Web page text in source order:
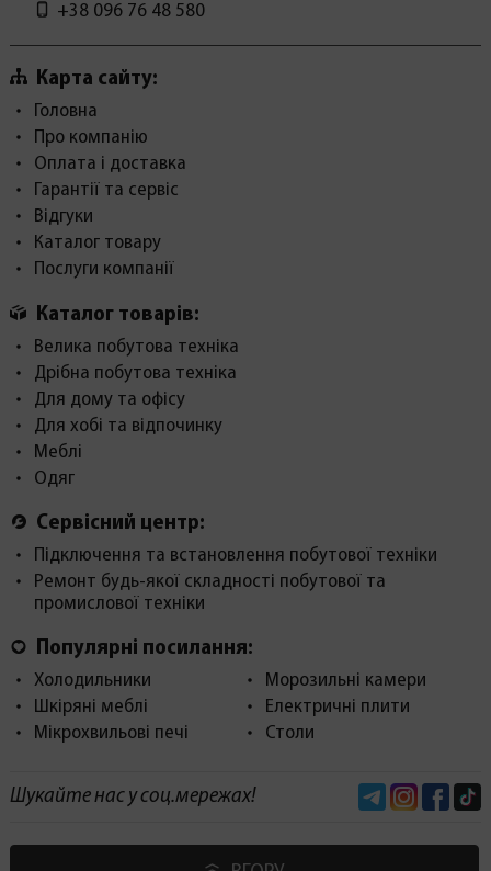
+38 096 76 48 580
Карта сайту:
Головна
Про компанію
Оплата і доставка
Гарантії та сервіс
Відгуки
Каталог товару
Послуги компанії
Каталог товарів:
Велика побутова техніка
Дрібна побутова техніка
Для дому та офісу
Для хобі та відпочинку
Меблі
Одяг
Сервісний центр:
Підключення та встановлення побутової техніки
Ремонт будь-якої складності побутової та
промислової техніки
Популярні посилання:
Холодильники
Шкіряні меблі
Мікрохвильові печі
Морозильні камери
Електричні плити
Столи
Шукайте нас у соц.мережах! TelegramInstagram